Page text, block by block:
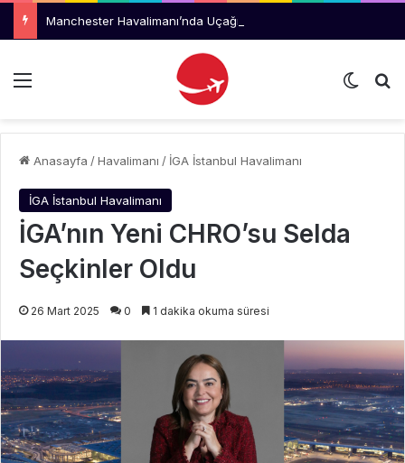
Menü Dış
Anasayfa /Havalimanı / İGA İstanbul Havalimanı
İGA İstanbul Havalimanı
İGA’nın Yeni CHRO’su Selda
Seçkinler Oldu
26 Mart 2025 0 1 dakika okuma süresi